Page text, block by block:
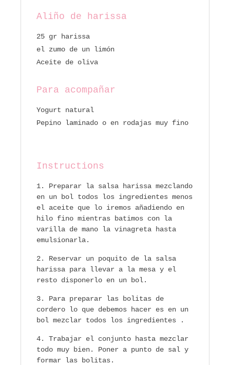
Aliño de harissa
25 gr harissa
el zumo de un limón
Aceite de oliva
Para acompañar
Yogurt natural
Pepino laminado o en rodajas muy fino
Instructions
Preparar la salsa harissa mezclando
en un bol todos los ingredientes menos
el aceite que lo iremos añadiendo en
hilo fino mientras batimos con la
varilla de mano la vinagreta hasta
emulsionarla.
Reservar un poquito de la salsa
harissa para llevar a la mesa y el
resto disponerlo en un bol.
Para preparar las bolitas de
cordero lo que debemos hacer es en un
bol mezclar todos los ingredientes .
Trabajar el conjunto hasta mezclar
todo muy bien. Poner a punto de sal y
formar las bolitas.